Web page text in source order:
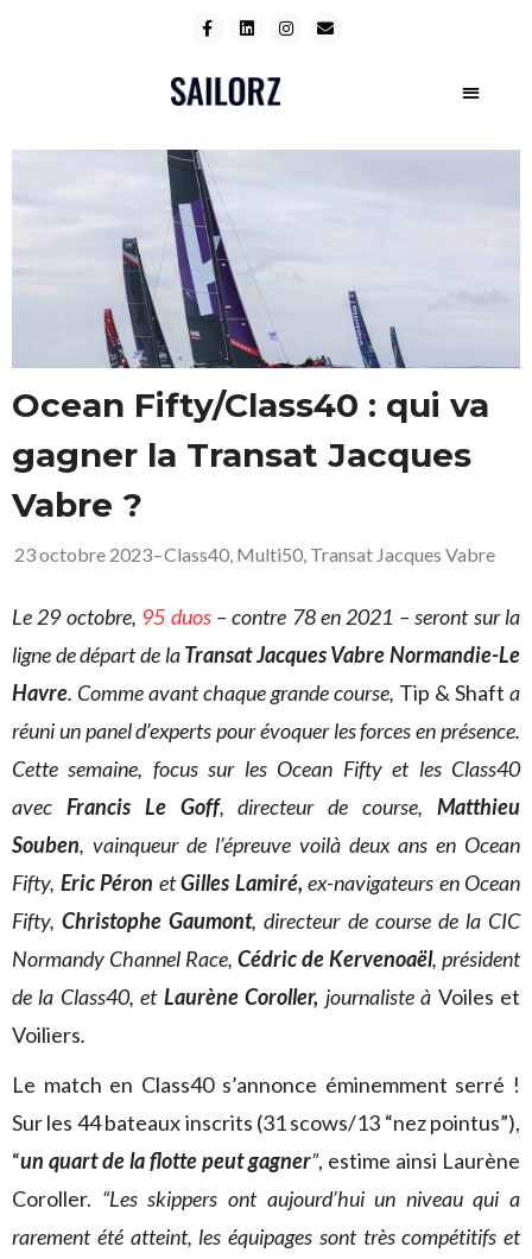
Ocean Fifty/Class40 : qui va
gagner la Transat Jacques
Vabre ?
23 octobre 2023–Class40, Multi50, Transat Jacques Vabre
Le 29 octobre, 95 duos– contre 78 en 2021 – seront sur la
ligne de départ de laTransat Jacques Vabre Normandie-Le
Havre. Comme avant chaque grande course, Tip & Shaft a
réuni un panel d’experts pour évoquer les forces en présence.
Cette semaine, focus sur les Ocean Fifty et les Class40
avec Francis Le Goff,directeur de course,Matthieu
Souben, vainqueur de l’épreuve voilà deux ans en Ocean
Fifty, Eric Péron etGilles Lamiré, ex-navigateurs en Ocean
Fifty,Christophe Gaumont, directeur de course de la CIC
Normandy Channel Race, Cédric de Kervenoaël, président
de la Class40, et Laurène Coroller, journaliste à Voiles et
Voiliers.
Le match en Class40 s’annonce éminemment serré !
Sur les 44 bateaux inscrits (31 scows/13 “nez pointus”),
“un quart de la flotte peut gagner”, estime ainsi Laurène
Coroller. “Les skippers ont aujourd’hui un niveau qui a
rarement été atteint, les équipages sont très compétitifs et